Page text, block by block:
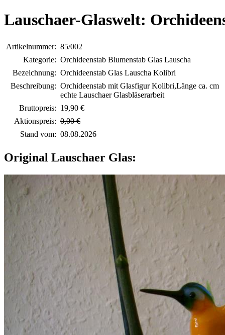
Lauschaer-Glaswelt:
Artikelnummer: 85/002
Kategorie: Orchideenstab Blumenstab Glas Lauscha
Bezeichnung: Orchideenstab Glas Lauscha Kolibri
Beschreibung: Orchideenstab mit Glasfigur Kolibri,Länge ca. cm
echte Lauschaer Glasbläserarbeit
Bruttopreis: 19,90 €
Aktionspreis: 0,00 €
Stand vom: 08.08.2026
Original Lauschaer Glas: